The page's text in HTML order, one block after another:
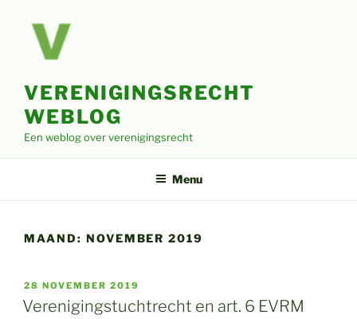
VERENIGINGSRECHT
WEBLOG
Een weblog over verenigingsrecht
Menu
MAAND: NOVEMBER 2019
GEPLAATST
OP
28 NOVEMBER 2019
Verenigingstuchtrecht en art. 6 EVRM